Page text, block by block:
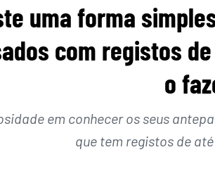
uma forma
com registos
o
em conhecer os seus
que tem registos de